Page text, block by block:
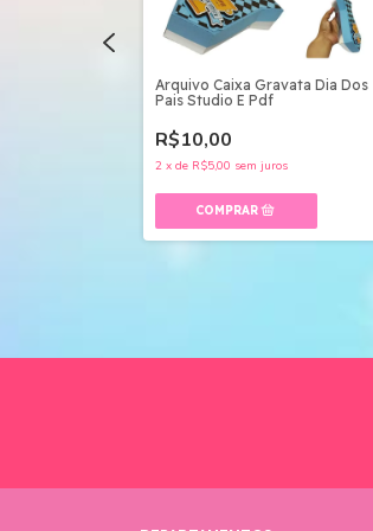
Arquivo Caixa Gravata Dia Dos
Pais Studio E Pdf
R$10,00
2 x de R$5,00 sem juros